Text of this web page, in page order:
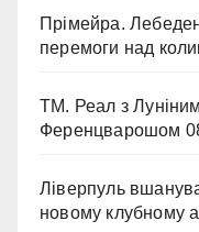
Прімейра.
перемоги над
ТМ. Реал з
Ференцварошом
Ліверпуль
новому клубному